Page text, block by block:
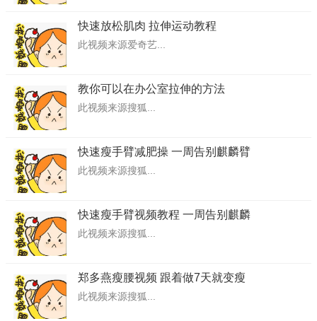
快速放松肌肉 拉伸运动教程
此视频来源爱奇艺...
教你可以在办公室拉伸的方法
此视频来源搜狐...
快速瘦手臂减肥操 一周告别麒麟臂
此视频来源搜狐...
快速瘦手臂视频教程 一周告别麒麟
此视频来源搜狐...
郑多燕瘦腰视频 跟着做7天就变瘦
此视频来源搜狐...